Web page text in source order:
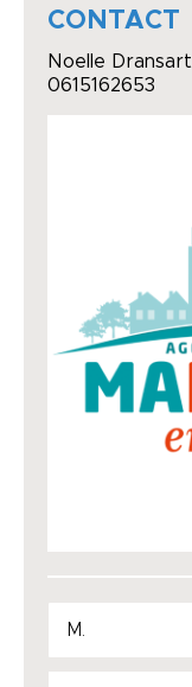
CONTACT
Noelle Dransart
0615162653